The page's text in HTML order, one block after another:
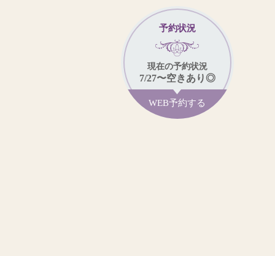
予約状況
現在の予約状況
7/27〜空きあり◎
WEB予約する